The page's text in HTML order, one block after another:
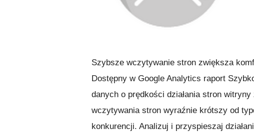
Szybsze wczytywanie stron zwiększa
Dostępny w Google Analytics raport
danych o prędkości działania stron
wczytywania stron wyraźnie krótszy od
konkurencji. Analizuj i przyspieszaj